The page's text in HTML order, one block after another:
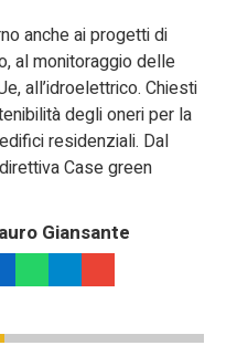
anche ai progetti di
al monitoraggio delle
all’idroelettrico. Chiesti
degli oneri per la
residenziali. Dal
Case green
Giansante